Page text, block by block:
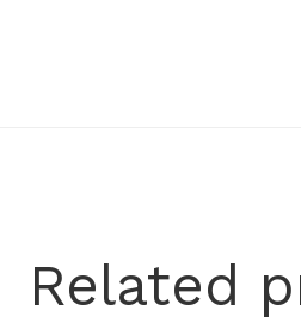
Related